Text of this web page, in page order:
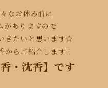
なお休み前に
がありますので
きたいと思います☆
からご紹介します！
・沈香】です